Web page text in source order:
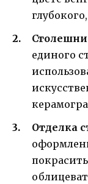
единого
Отделка